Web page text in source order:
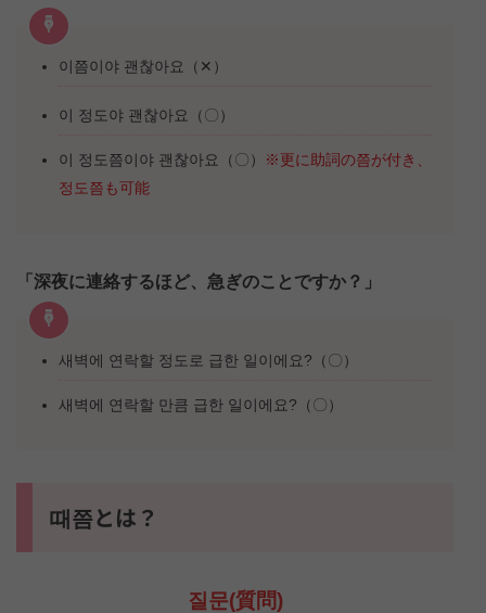
이쯤이야 괜찮아요（✕）
이 정도야 괜찮아요（〇）
이 정도쯤이야 괜찮아요（〇）
※更に助詞の쯤が付き、
정도쯤も可能
「深夜に連絡するほど、急ぎのことですか？」
새벽에 연락할 정도로 급한 일이에요?（〇）
새벽에 연락할 만큼 급한 일이에요?（〇）
때쯤とは？
질문(質問)